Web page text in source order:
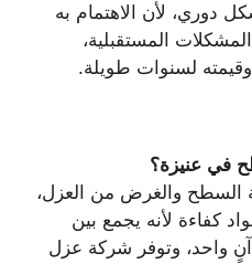
دوري، لأن الاهتمام به
المستقبلية،
لسنوات طويلة.
السطح والغرض من العزل،
كفاءة لأنه يجمع بين
آنٍ واحد، وتوفر شركة عزل